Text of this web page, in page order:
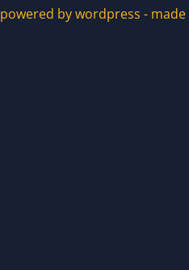
powered by wordpress - made